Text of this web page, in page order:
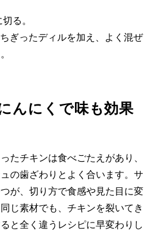
る。
ぎったディルを加え、よく混ぜ
んにくで味も効果
たチキンは食べごたえがあり、
の歯ざわりとよく合います。サ
が、切り方で食感や見た目に変
じ素材でも、チキンを裂いてき
と全く違うレシピに早変わりし